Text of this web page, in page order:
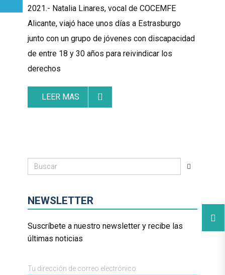
2021.- Natalia Linares, vocal de COCEMFE
Alicante, viajó hace unos días a Estrasburgo
junto con un grupo de jóvenes con discapacidad
de entre 18 y 30 años para reivindicar los
derechos
LEER MAS
NEWSLETTER
Suscríbete a nuestro newsletter y recibe las
últimas noticias